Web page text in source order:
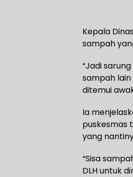
Kepala
sampah
“Jadi
sampah
ditemui
Ia
puskesmas
yang
“Sisa
DLH untuk